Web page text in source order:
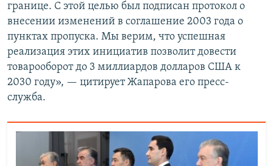
границе. С этой целью был подписан протокол о
внесении изменений в соглашение 2003 года о
пунктах пропуска. Мы верим, что успешная
реализация этих инициатив позволит довести
товарооборот до 3 миллиардов долларов США к
2030 году», — цитирует Жапарова его пресс-
служба.